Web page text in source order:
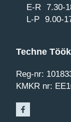
E-R 7.30-
L-P 9.00-
Techne
Reg-nr:
KMKR nr: